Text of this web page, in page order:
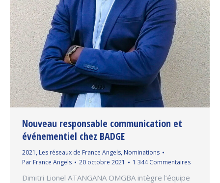
Nouveau responsable communication et
événementiel chez BADGE
2021 , Les réseaux de France Angels, Nominations
Par France Angels 20 octobre 2021 1 344 Commentaires
Dimitri Lionel ATANGANA OMGBA intègre l’équipe